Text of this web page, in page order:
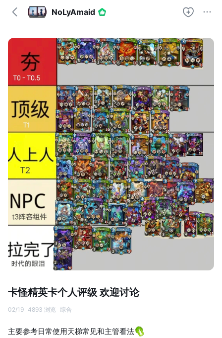
NoLyAmaid
卡怪精英卡个人评级 欢迎讨论
02/19 4893 浏览 综合
主要参考日常使用天梯常见和主管看法